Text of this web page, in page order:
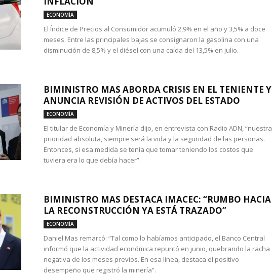
ECONOMÍA
El Índice de Precios al Consumidor acumuló 2,9% en el año y 3,5% a doce
meses. Entre las principales bajas se consignaron la gasolina con una
disminución de 8,5% y el diésel con una caída del 13,5% en julio.
BIMINISTRO MAS ABORDA CRISIS EN EL TENIENTE Y
ANUNCIA REVISIÓN DE ACTIVOS DEL ESTADO
ECONOMÍA
El titular de Economía y Minería dijo, en entrevista con Radio ADN, “nuestra
prioridad absoluta, siempre será la vida y la seguridad de las personas.
Entonces, si esa medida se tenía que tomar teniendo los costos que
tuviera era lo que debía hacer”.
BIMINISTRO MAS DESTACA IMACEC: “RUMBO HACIA
LA RECONSTRUCCIÓN YA ESTÁ TRAZADO”
ECONOMÍA
Daniel Mas remarcó: “Tal como lo habíamos anticipado, el Banco Central
informó que la actividad económica repuntó en junio, quebrando la racha
negativa de los meses previos. En esa línea, destaca el positivo
desempeño que registró la minería”.